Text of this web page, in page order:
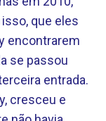
que eles
encontrarem
se passou
entrada.
cresceu e